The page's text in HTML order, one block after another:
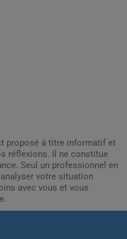
proposé à titre informatif et
réflexions. Il ne constitue
Seul un professionnel en
votre situation
avec vous et vous